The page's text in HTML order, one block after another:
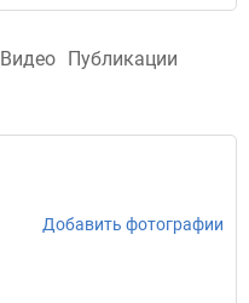
Видео Публикации
Добавить фотографии